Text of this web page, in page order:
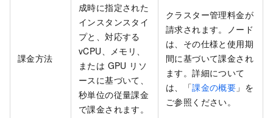
課金方法
成時に指定された
インスタンスタイ
プと、対応する
vCPU、メモリ、
または GPU リソ
ースに基づいて、
秒単位の従量課金
で課金されます。
クラスター管理料金が
請求されます。ノード
は、その仕様と使用期
間に基づいて課金され
ます。詳細について
は、「課金の概要 」を
ご参照ください。